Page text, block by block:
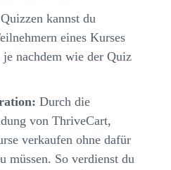
kannst du
eines Kurses
nachdem wie der Quiz
Durch die
von ThriveCart,
verkaufen ohne dafür
müssen. So verdienst du